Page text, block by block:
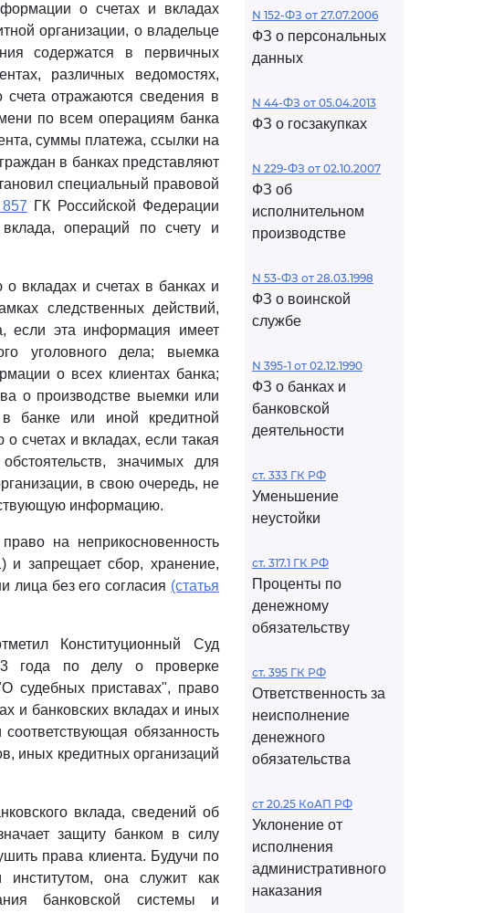
о счетах и вкладах
организации, о владельце
содержатся в первичных
различных ведомостях,
счета отражаются сведения в
по всем операциям банка
суммы платежа, ссылки на
в банках представляют
специальный правовой
857 ГК Российской Федерации
вклада, операций по счету и
вкладах и счетах в банках и
следственных действий,
если эта информация имеет
уголовного дела; выемка
о всех клиентах банка;
о производстве выемки или
банке или иной кредитной
счетах и вкладах, если такая
значимых для
в свою очередь, не
информацию.
на неприкосновенность
и запрещает сбор, хранение,
лица без его согласия (статья
Конституционный Суд
года по делу о проверке
судебных приставах", право
и банковских вкладах и иных
обязанность
иных кредитных организаций
вклада, сведений об
защиту банком в силу
права клиента. Будучи по
она служит как
банковской системы и
N 152-ФЗ от 27.07.2006
ФЗ о персональных
данных
N 44-ФЗ от 05.04.2013
ФЗ о госзакупках
N 229-ФЗ от 02.10.2007
ФЗ об
исполнительном
производстве
N 53-ФЗ от 28.03.1998
ФЗ о воинской
службе
N 395-1 от 02.12.1990
ФЗ о банках и
банковской
деятельности
ст. 333 ГК РФ
Уменьшение
неустойки
ст. 317.1 ГК РФ
Проценты по
денежному
обязательству
ст. 395 ГК РФ
Ответственность за
неисполнение
денежного
обязательства
ст 20.25 КоАП РФ
Уклонение от
исполнения
административного
наказания